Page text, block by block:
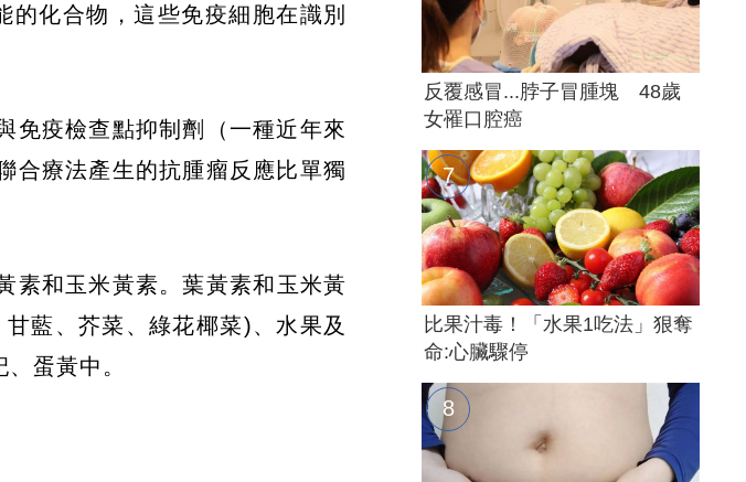
化合物，這些免疫細胞在識別
免疫檢查點抑制劑（一種近年來
合療法產生的抗腫瘤反應比單獨
素和玉米黃素。葉黃素和玉米黃
藍、芥菜、綠花椰菜)、水果及
蛋黃中。
反覆感冒...脖子冒腫塊 48歲
女罹口腔癌
比果汁毒！「水果1吃法」狠奪
命:心臟驟停